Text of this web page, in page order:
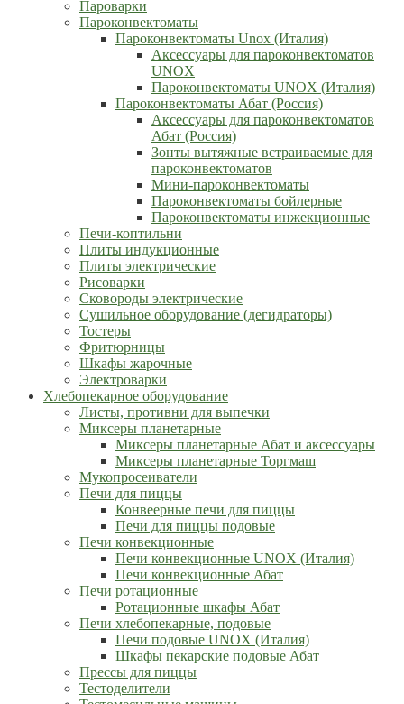
Пароварки
Пароконвектоматы
Пароконвектоматы Unox (Италия)
Аксессуары для пароконвектоматов
UNOX
Пароконвектоматы UNOX (Италия)
Пароконвектоматы Абат (Россия)
Аксессуары для пароконвектоматов
Абат (Россия)
Зонты вытяжные встраиваемые для
пароконвектоматов
Мини-пароконвектоматы
Пароконвектоматы бойлерные
Пароконвектоматы инжекционные
Печи-коптильни
Плиты индукционные
Плиты электрические
Рисоварки
Сковороды электрические
Сушильное оборудование (дегидраторы)
Тостеры
Фритюрницы
Шкафы жарочные
Электроварки
Хлебопекарное оборудование
Листы, противни для выпечки
Миксеры планетарные
Миксеры планетарные Абат и аксессуары
Миксеры планетарные Торгмаш
Мукопросеиватели
Печи для пиццы
Конвеерные печи для пиццы
Печи для пиццы подовые
Печи конвекционные
Печи конвекционные UNOX (Италия)
Печи конвекционные Абат
Печи ротационные
Ротационные шкафы Абат
Печи хлебопекарные, подовые
Печи подовые UNOX (Италия)
Шкафы пекарские подовые Абат
Прессы для пиццы
Тестоделители